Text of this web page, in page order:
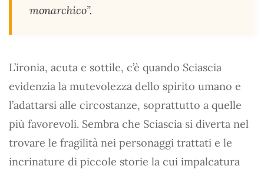
monarchico”.
L’ironia, acuta e sottile, c’è quando Sciascia
evidenzia la mutevolezza dello spirito umano e
l’adattarsi alle circostanze, soprattutto a quelle
più favorevoli. Sembra che Sciascia si diverta nel
trovare le fragilità nei personaggi trattati e le
incrinature di piccole storie la cui impalcatura